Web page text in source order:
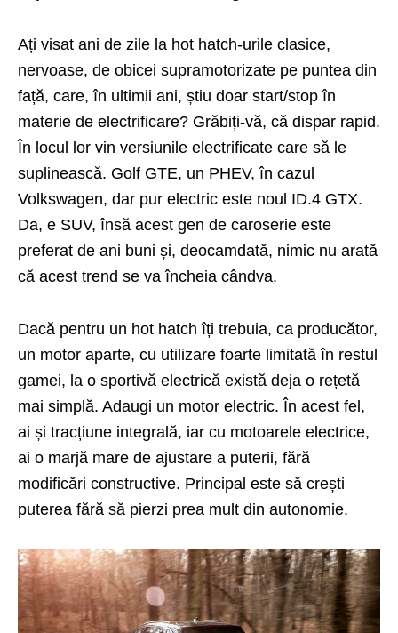
Ați visat ani de zile la hot hatch-urile clasice,
nervoase, de obicei supramotorizate pe puntea din
față, care, în ultimii ani, știu doar start/stop în
materie de electrificare? Grăbiți-vă, că dispar rapid.
În locul lor vin versiunile electrificate care să le
suplinească. Golf GTE, un PHEV, în cazul
Volkswagen, dar pur electric este noul ID.4 GTX.
Da, e SUV, însă acest gen de caroserie este
preferat de ani buni și, deocamdată, nimic nu arată
că acest trend se va încheia cândva.
Dacă pentru un hot hatch îți trebuia, ca producător,
un motor aparte, cu utilizare foarte limitată în restul
gamei, la o sportivă electrică există deja o rețetă
mai simplă. Adaugi un motor electric. În acest fel,
ai și tracțiune integrală, iar cu motoarele electrice,
ai o marjă mare de ajustare a puterii, fără
modificări constructive. Principal este să crești
puterea fără să pierzi prea mult din autonomie.